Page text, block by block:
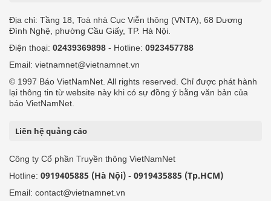
Địa chỉ: Tầng 18, Toà nhà Cục Viễn thông (VNTA), 68 Dương
Đình Nghệ, phường Cầu Giấy, TP. Hà Nội.
Điện thoại: 02439369898 - Hotline: 0923457788
Email: vietnamnet@vietnamnet.vn
© 1997 Báo VietNamNet. All rights reserved. Chỉ được phát hành
lại thông tin từ website này khi có sự đồng ý bằng văn bản của
báo VietNamNet.
Liên hệ quảng cáo
Công ty Cổ phần Truyền thông VietNamNet
Hotline: 0919405885 (Hà Nội) - 0919435885 (Tp.HCM)
Email: contact@vietnamnet.vn